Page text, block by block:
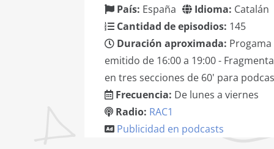
País: España Idioma: Catalán
Cantidad de episodios: 145
Duración aproximada: Progama
emitido de 16:00 a 19:00 -
en tres secciones de 60' para
Frecuencia: De lunes a viernes
Radio: RAC1
Publicidad en podcasts